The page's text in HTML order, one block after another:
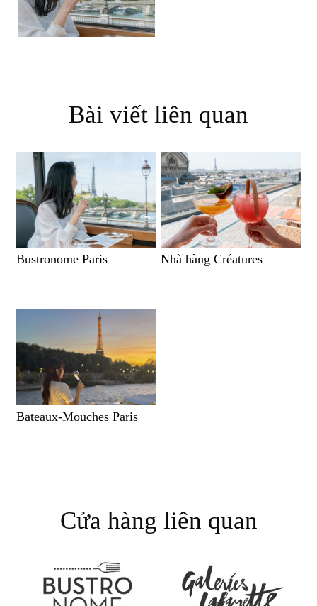
Bài viết liên quan
Bustronome Paris Nhà hàng Créatures
Bateaux-Mouches Paris
Cửa hàng liên quan